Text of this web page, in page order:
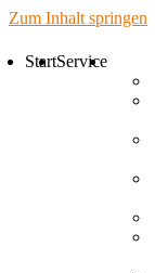
Zum Inhalt springen
StartService